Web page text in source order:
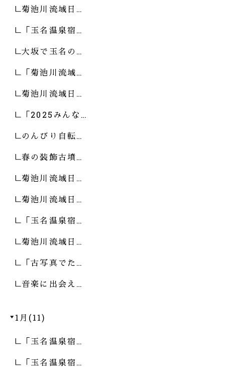
菊池川流域日…
「玉名温泉宿…
大坂で玉名の…
「菊池川流域…
菊池川流域日…
「2025みんな…
のんびり自転…
春の装飾古墳…
菊池川流域日…
菊池川流域日…
「玉名温泉宿…
菊池川流域日…
「古写真でた…
音楽に出会え…
1月(11)
「玉名温泉宿…
「玉名温泉宿…